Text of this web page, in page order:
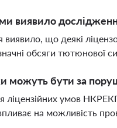
виявило
що деякі
обсяги тютюнової
можуть бути за
ліцензійних умов
на можливість